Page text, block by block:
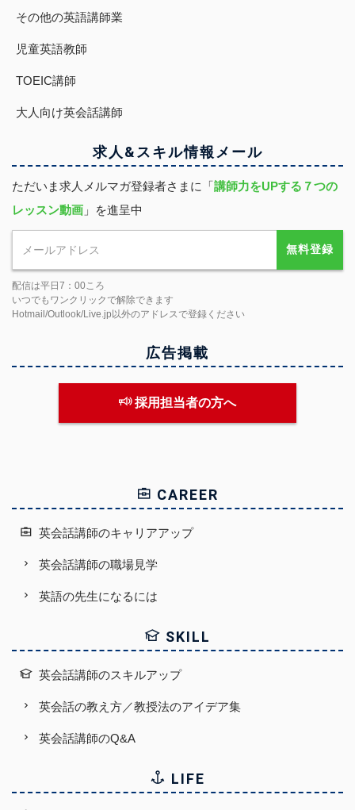
その他の英語講師業
児童英語教師
TOEIC講師
大人向け英会話講師
求人&スキル情報 メール
ただいま求人メルマガ登録者さまに「講師力をUPする７つの
レッスン動画 」を進呈中
無料登録
配信は平日7：00ころ
いつでもワンクリックで解除できます
Hotmail/Outlook/Live.jp以外のアドレスで登録ください
広告掲載
採用担当者の方へ
CAREER
英会話講師のキャリアアップ
英会話講師の職場見学
英語の先生になるには
SKILL
英会話講師のスキルアップ
英会話の教え方／教授法のアイデア集
英会話講師のQ&A
LIFE